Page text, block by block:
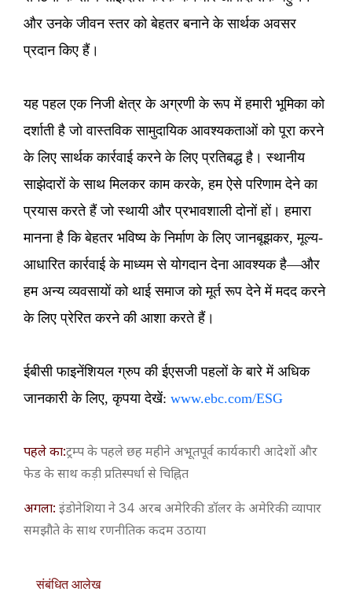
और उनके जीवन स्तर को बेहतर बनाने के सार्थक अवसर
प्रदान किए हैं।
यह पहल एक निजी क्षेत्र के अग्रणी के रूप में हमारी भूमिका को
दर्शाती है जो वास्तविक सामुदायिक आवश्यकताओं को पूरा करने
के लिए सार्थक कार्रवाई करने के लिए प्रतिबद्ध है। स्थानीय
साझेदारों के साथ मिलकर काम करके, हम ऐसे परिणाम देने का
प्रयास करते हैं जो स्थायी और प्रभावशाली दोनों हों। हमारा
मानना ​​है कि बेहतर भविष्य के निर्माण के लिए जानबूझकर, मूल्य-
आधारित कार्रवाई के माध्यम से योगदान देना आवश्यक है—और
हम अन्य व्यवसायों को थाई समाज को मूर्त रूप देने में मदद करने
के लिए प्रेरित करने की आशा करते हैं।
ईबीसी फाइनेंशियल ग्रुप की ईएसजी पहलों के बारे में अधिक
जानकारी के लिए, कृपया देखें:www.ebc.com/ESG
पहले का:​ट्रम्प के पहले छह महीने अभूतपूर्व कार्यकारी आदेशों और
फेड के साथ कड़ी प्रतिस्पर्धा से चिह्नित
अगला: इंडोनेशिया ने 34 अरब अमेरिकी डॉलर के अमेरिकी व्यापार
समझौते के साथ रणनीतिक कदम उठाया
संबंधित आलेख